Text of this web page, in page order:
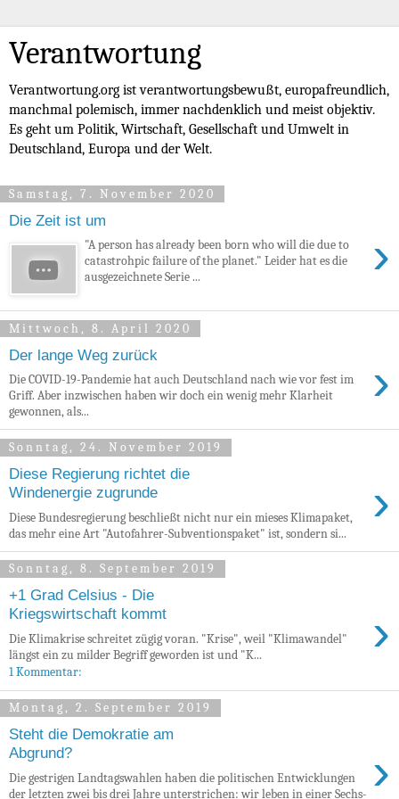
Verantwortung
Verantwortung.org ist verantwortungsbewußt, europafreundlich,
manchmal polemisch, immer nachdenklich und meist objektiv.
Es geht um Politik, Wirtschaft, Gesellschaft und Umwelt in
Deutschland, Europa und der Welt.
Samstag, 7. November 2020
Die Zeit ist um
›
"A person has already been born who will die due to
catastrohpic failure of the planet." Leider hat es die
ausgezeichnete Serie ...
Mittwoch, 8. April 2020
Der lange Weg zurück ›
Die COVID-19-Pandemie hat auch Deutschland nach wie vor fest im
Griff. Aber inzwischen haben wir doch ein wenig mehr Klarheit
gewonnen, als...
Sonntag, 24. November 2019
Diese Regierung richtet die
Windenergie zugrunde
›
Diese Bundesregierung beschließt nicht nur ein mieses Klimapaket,
das mehr eine Art "Autofahrer-Subventionspaket" ist, sondern si...
Sonntag, 8. September 2019
+1 Grad Celsius - Die
Kriegswirtschaft kommt
›
Die Klimakrise schreitet zügig voran. "Krise", weil "Klimawandel"
längst ein zu milder Begriff geworden ist und "K...
1 Kommentar:
Montag, 2. September 2019
Steht die Demokratie am
Abgrund?
›
Die gestrigen Landtagswahlen haben die politischen Entwicklungen
der letzten zwei bis drei Jahre unterstrichen: wir leben in einer Sechs-